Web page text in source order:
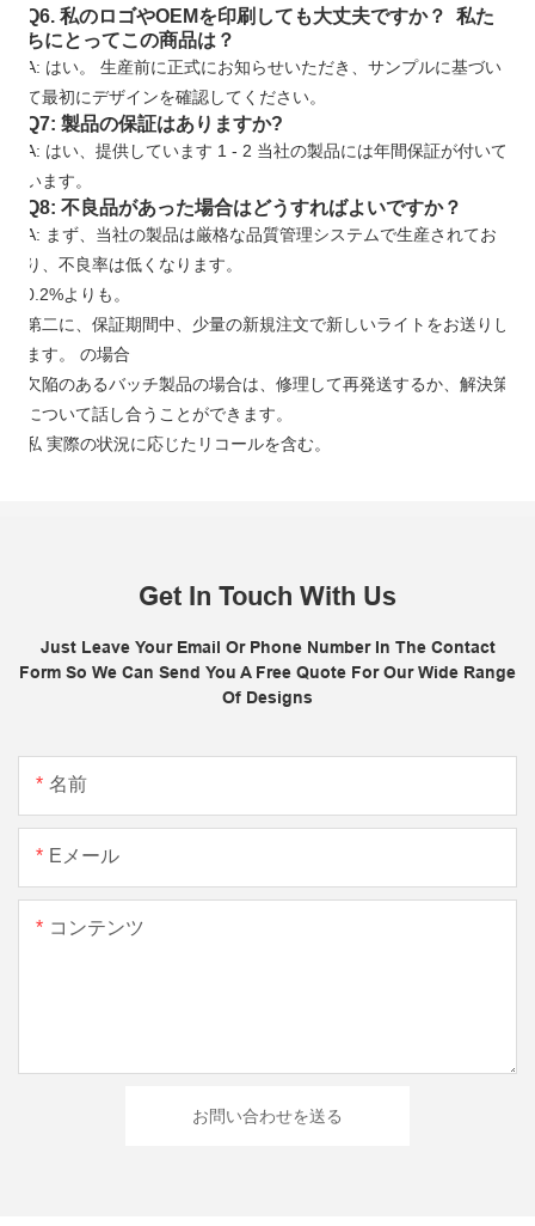
Q6. 私のロゴやOEMを印刷しても大丈夫ですか？ 私た
ちにとってこの商品は？
A: はい。 生産前に正式にお知らせいただき、サンプルに基づい
て最初にデザインを確認してください。
Q7: 製品の保証はありますか?
A: はい、提供しています 1 - 2 当社の製品には年間保証が付いて
います。
Q8: 不良品があった場合はどうすればよいですか？
A: まず、当社の製品は厳格な品質管理システムで生産されてお
り、不良率は低くなります。
0.2%よりも。
第二に、保証期間中、少量の新規注文で新しいライトをお送りし
ます。 の場合
欠陥のあるバッチ製品の場合は、修理して再発送するか、解決策
について話し合うことができます。
私 実際の状況に応じたリコールを含む。
Get In Touch With Us
Just Leave Your Email Or Phone Number In The Contact
Form So We Can Send You A Free Quote For Our Wide Range
Of Designs
名前
Eメール
コンテンツ
お問い合わせを送る